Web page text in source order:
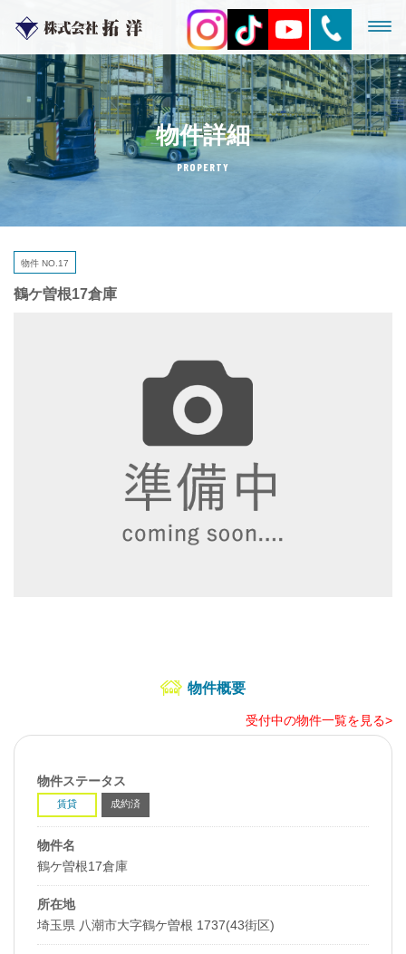
物件詳細
PROPERTY
物件 NO.17
鶴ケ曽根17倉庫
物件概要
受付中の物件一覧を見る>
物件ステータス
賃貸 成約済
物件名
鶴ケ曽根17倉庫
所在地
埼玉県 八潮市大字鶴ケ曽根 1737(43街区)